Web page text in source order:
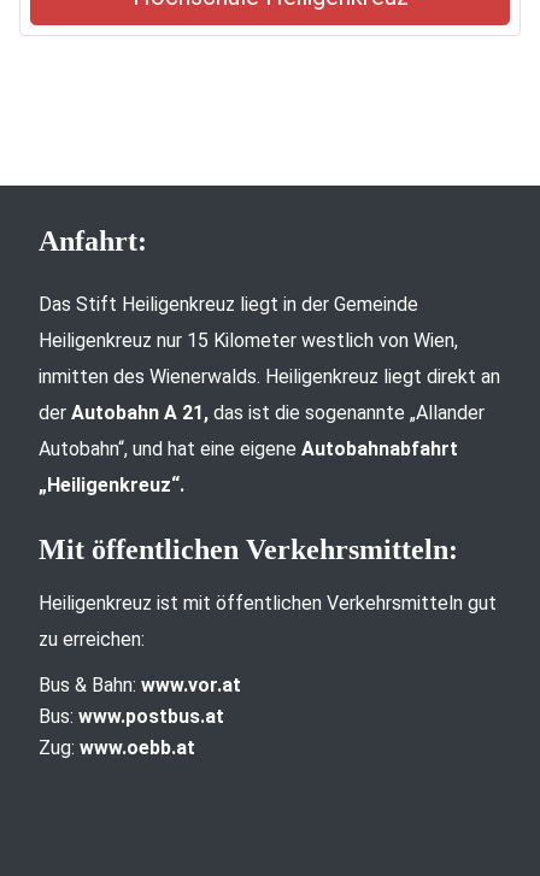
Anfahrt:
Das Stift Heiligenkreuz liegt in der Gemeinde
Heiligenkreuz nur 15 Kilometer westlich von Wien,
inmitten des Wienerwalds. Heiligenkreuz liegt direkt an
der Autobahn A 21, das ist die sogenannte „Allander
Autobahn“, und hat eine eigene Autobahnabfahrt
„Heiligenkreuz“.
Mit öffentlichen Verkehrsmitteln:
Heiligenkreuz ist mit öffentlichen Verkehrsmitteln gut
zu erreichen:
Bus & Bahn: www.vor.at
Bus: www.postbus.at
Zug: www.oebb.at